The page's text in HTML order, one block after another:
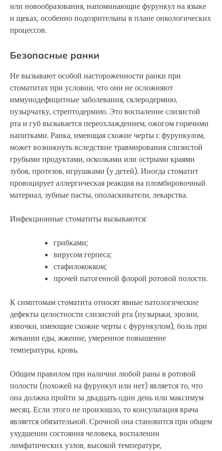
или новообразования, напоминающие фурункул на языке
и щеках, особенно подозрительны в плане онкологических
процессов.
Безопасные ранки
Не вызывают особой настороженности ранки при
стоматитах при условии, что они не осложняют
иммунодефицитные заболевания, склеродермию,
пузырчатку, стрептодермию. Это воспаление слизистой
рта и губ вызывается переохлаждением, ожогом горячими
напитками. Ранка, имеющая схожие черты с фурункулом,
может возникнуть вследствие травмирования слизистой
грубыми продуктами, осколками или острыми краями
зубов, протезов, игрушками (у детей). Иногда стоматит
провоцирует аллергическая реакция на пломбировочный
материал, зубные пасты, ополаскиватели, лекарства.
Инфекционные стоматиты вызываются:
грибками;
вирусом герпеса;
стафилококком;
прочей патогенной флорой ротовой полости.
К симптомам стоматита относят явные патологические
дефекты целостности слизистой рта (пузырьки, эрозии,
язвочки, имеющие схожие черты с фурункулом), боль при
жевании еды, жжение, умеренное повышение
температуры, кровь.
Общим правилом при наличии любой раны в ротовой
полости (похожей на фурункул или нет) является то, что
она должна пройти за двадцать один день или максимум
месяц. Если этого не произошло, то консультация врача
является обязательной. Срочной она становится при общем
ухудшении состояния человека, воспалении
лимфатических узлов, высокой температуре,